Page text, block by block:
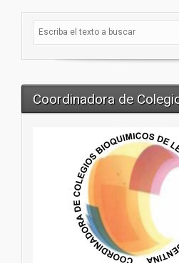
Coordinadora de